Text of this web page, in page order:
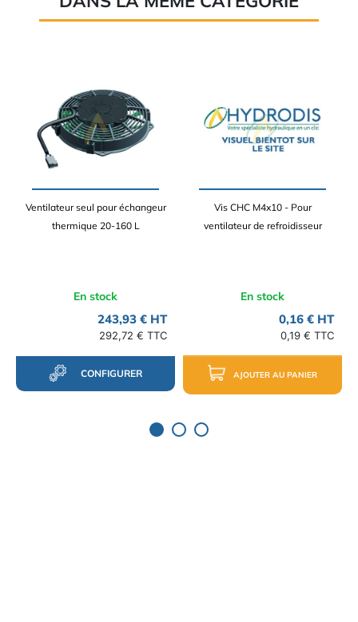
Ventilateur seul pour échangeur
thermique 20-160 L
En stock
243,93 € HT
292,72 € TTC
CONFIGURER
Vis CHC M4x10 - Pour
ventilateur de refroidisseur
En stock
0,16 € HT
0,19 € TTC
AJOUTER AU PANIER